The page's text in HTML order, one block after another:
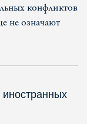
конфликтов
не означают